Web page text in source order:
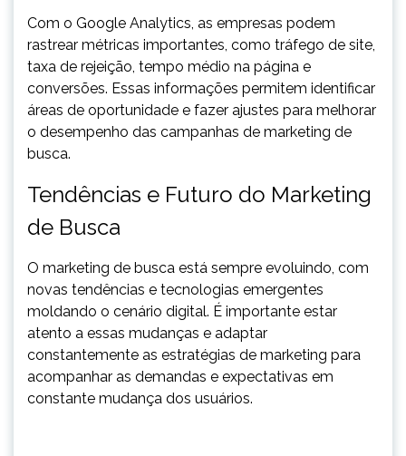
Com o Google Analytics, as empresas podem
rastrear métricas importantes, como tráfego de site,
taxa de rejeição, tempo médio na página e
conversões. Essas informações permitem identificar
áreas de oportunidade e fazer ajustes para melhorar
o desempenho das campanhas de marketing de
busca.
Tendências e Futuro do Marketing
de Busca
O marketing de busca está sempre evoluindo, com
novas tendências e tecnologias emergentes
moldando o cenário digital. É importante estar
atento a essas mudanças e adaptar
constantemente as estratégias de marketing para
acompanhar as demandas e expectativas em
constante mudança dos usuários.